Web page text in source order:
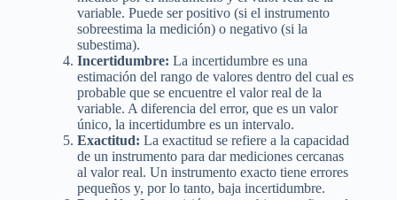
variable. Puede ser positivo (si el instrumento
sobreestima la medición) o negativo (si la
subestima).
Incertidumbre: La incertidumbre es una
estimación del rango de valores dentro del cual es
probable que se encuentre el valor real de la
variable. A diferencia del error, que es un valor
único, la incertidumbre es un intervalo.
Exactitud: La exactitud se refiere a la capacidad
de un instrumento para dar mediciones cercanas
al valor real. Un instrumento exacto tiene errores
pequeños y, por lo tanto, baja incertidumbre.